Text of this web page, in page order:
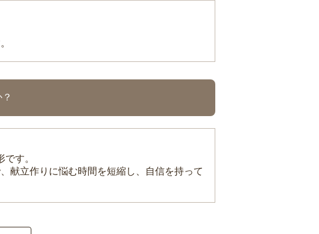
す。
献立作りに悩む時間を短縮し、自信を持って